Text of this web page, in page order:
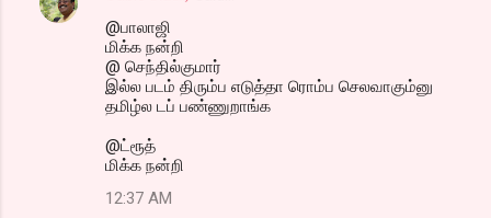
@பாலாஜி
மிக்க நன்றி
@ செந்தில்குமார்
இல்ல படம் திரும்ப எடுத்தா ரொம்ப செலவாகும்னு
தமிழ்ல டப் பண்ணுறாங்க
@ட்ரூத்
மிக்க நன்றி
12:37 AM